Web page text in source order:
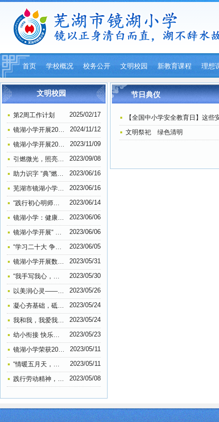
首页 学校概况 校务公开 文明校园 新教育课程 理想
平安校园文明校园
第2周工作计划 2025/02/17
镜湖小学开展2024年退休教师祝寿活动 2024/11/12
镜湖小学开展2023年教师户外徒步活动 2023/11/09
引燃微光，照亮前路，教师节前夕探望叶连平老师—镜湖小学306班思想道德建设活动 2023/09/08
助力识字 “典”燃梦想——镜湖小学举行一、二年级查字典比赛 2023/06/16
芜湖市镜湖小学荣获一项“全国示范学校”称号 2023/06/16
“践行初心明师德 担当使命正师风” ——芜湖市镜湖小学教师师德师风主题教育学习活动 2023/06/14
镜湖小学：健康口腔进校园 助力成长暖民心 2023/06/06
镜湖小学开展“ 扫黄打非”进课堂宣传活动 2023/06/06
“学习二十大 争做好队员”——镜湖小学2022级第一批少先队员入队仪式系列报道 2023/06/05
镜湖小学开展数学素养大赛主题活动 2023/05/31
“我手写我心，我笔抒我情”——镜湖小学五六年级作文比赛 2023/05/30
以美润心灵——镜湖小学心理健康教育手抄报比赛 2023/05/26
凝心夯基础，砥砺共前行——镜湖小学教育集团行管人员工作会议 2023/05/24
我和我，我爱我—— 镜湖小学开展“5.25”（我爱我）心理健康班会活动 2023/05/24
幼小衔接 快乐起航——镜湖小学开展幼小衔接活动 2023/05/23
镜湖小学荣获2022年全国“‘科创筑梦’助力‘双减’科普行动”优秀单位 2023/05/11
“情暖五月天，告白母亲节”——记镜湖小学206中队感恩母爱主题活动 2023/05/11
践行劳动精神，弘扬传统美德——镜湖小学205中队开展劳动实践活动 2023/05/08
节日典仪
【全国中小学安全教育日】这
文明祭祀 绿色清明